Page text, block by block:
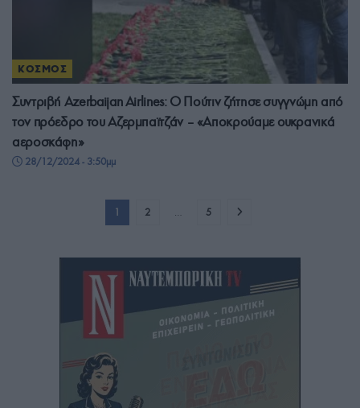
ΚΟΣΜΟΣ
Συντριβή Azerbaijan Airlines: Ο Πούτιν ζήτησε συγγνώμη από
τον πρόεδρο του Αζερμπαϊτζάν – «Αποκρούαμε ουκρανικά
αεροσκάφη»
28/12/2024 - 3:50μμ
1 2 … 5